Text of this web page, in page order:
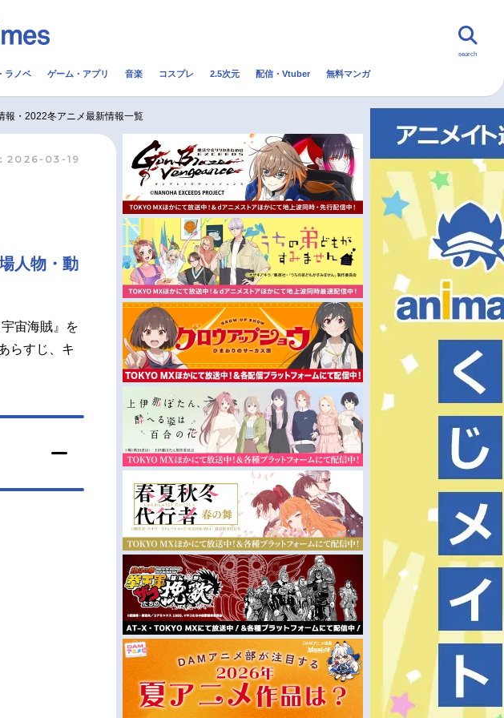
2.5次元 配信・Vtuber トレンド 無料マンガ
今期アニメ曜日別一覧
夏アニメ
秋アニメ
冬アニメ
search
ラノベ ゲーム・アプリ 音楽 コスプレ 2.5次元 配信・Vtuber 無料マンガ
報・2022冬アニメ最新情報一覧
2026-03-19
人物・動
宙海賊』を
らすじ、キ